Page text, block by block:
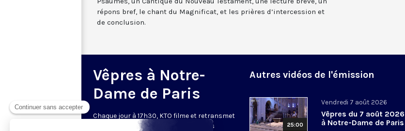
répons bref, le chant du Magnificat, et les prières d’intercession et
de conclusion.
Vêpres à Notre-
Dame de Paris
Chaque jour à 17h30, KTO filme et retransmet
les Vêpres depuis Notre-Dame de Paris
Autres vidéos de l'émission
25:00
Vendredi 7 août 2026
Vêpres du 7 août 2026
à Notre-Dame de Paris